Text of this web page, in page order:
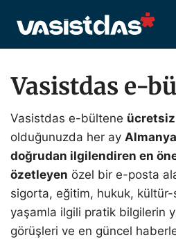
atla
Vasistdas e-
Vasistdas e-bültene
olduğunuzda her ay
doğrudan ilgilendiren en
özetleyen özel bir e-posta
sigorta, eğitim, hukuk,
yaşamla ilgili pratik bilgilerin
görüşleri ve en güncel